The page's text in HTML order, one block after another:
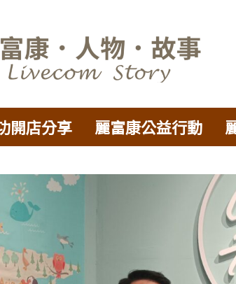
開店分享 麗富康公益行動